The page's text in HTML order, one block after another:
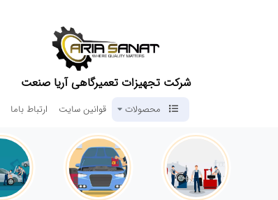
شرکت تجهیزات تعمیرگاهی آریا صنعت
محصولات قوانین سایت ارتباط باما